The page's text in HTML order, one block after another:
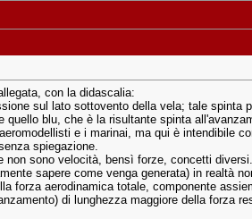
con la didascalia:
sul lato sottovento della vela; tale
blu, che è la risultante spinta
e i marinai, ma qui è intendibile
spiegazione.
non sono velocità, bensì forze, concetti diversi.
sapere come venga generata) in realtà
forza aerodinamica totale, componente
di lunghezza maggiore della forza